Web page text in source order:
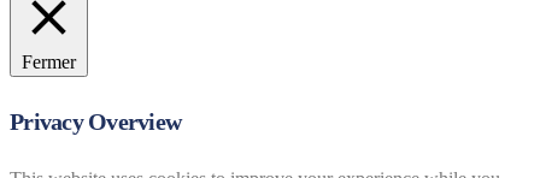
Fermer
Privacy Overview